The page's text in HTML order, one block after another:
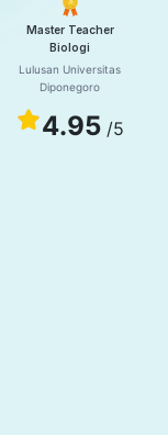
Master Teacher
Biologi
Lulusan Universitas
Diponegoro
4.95 /5